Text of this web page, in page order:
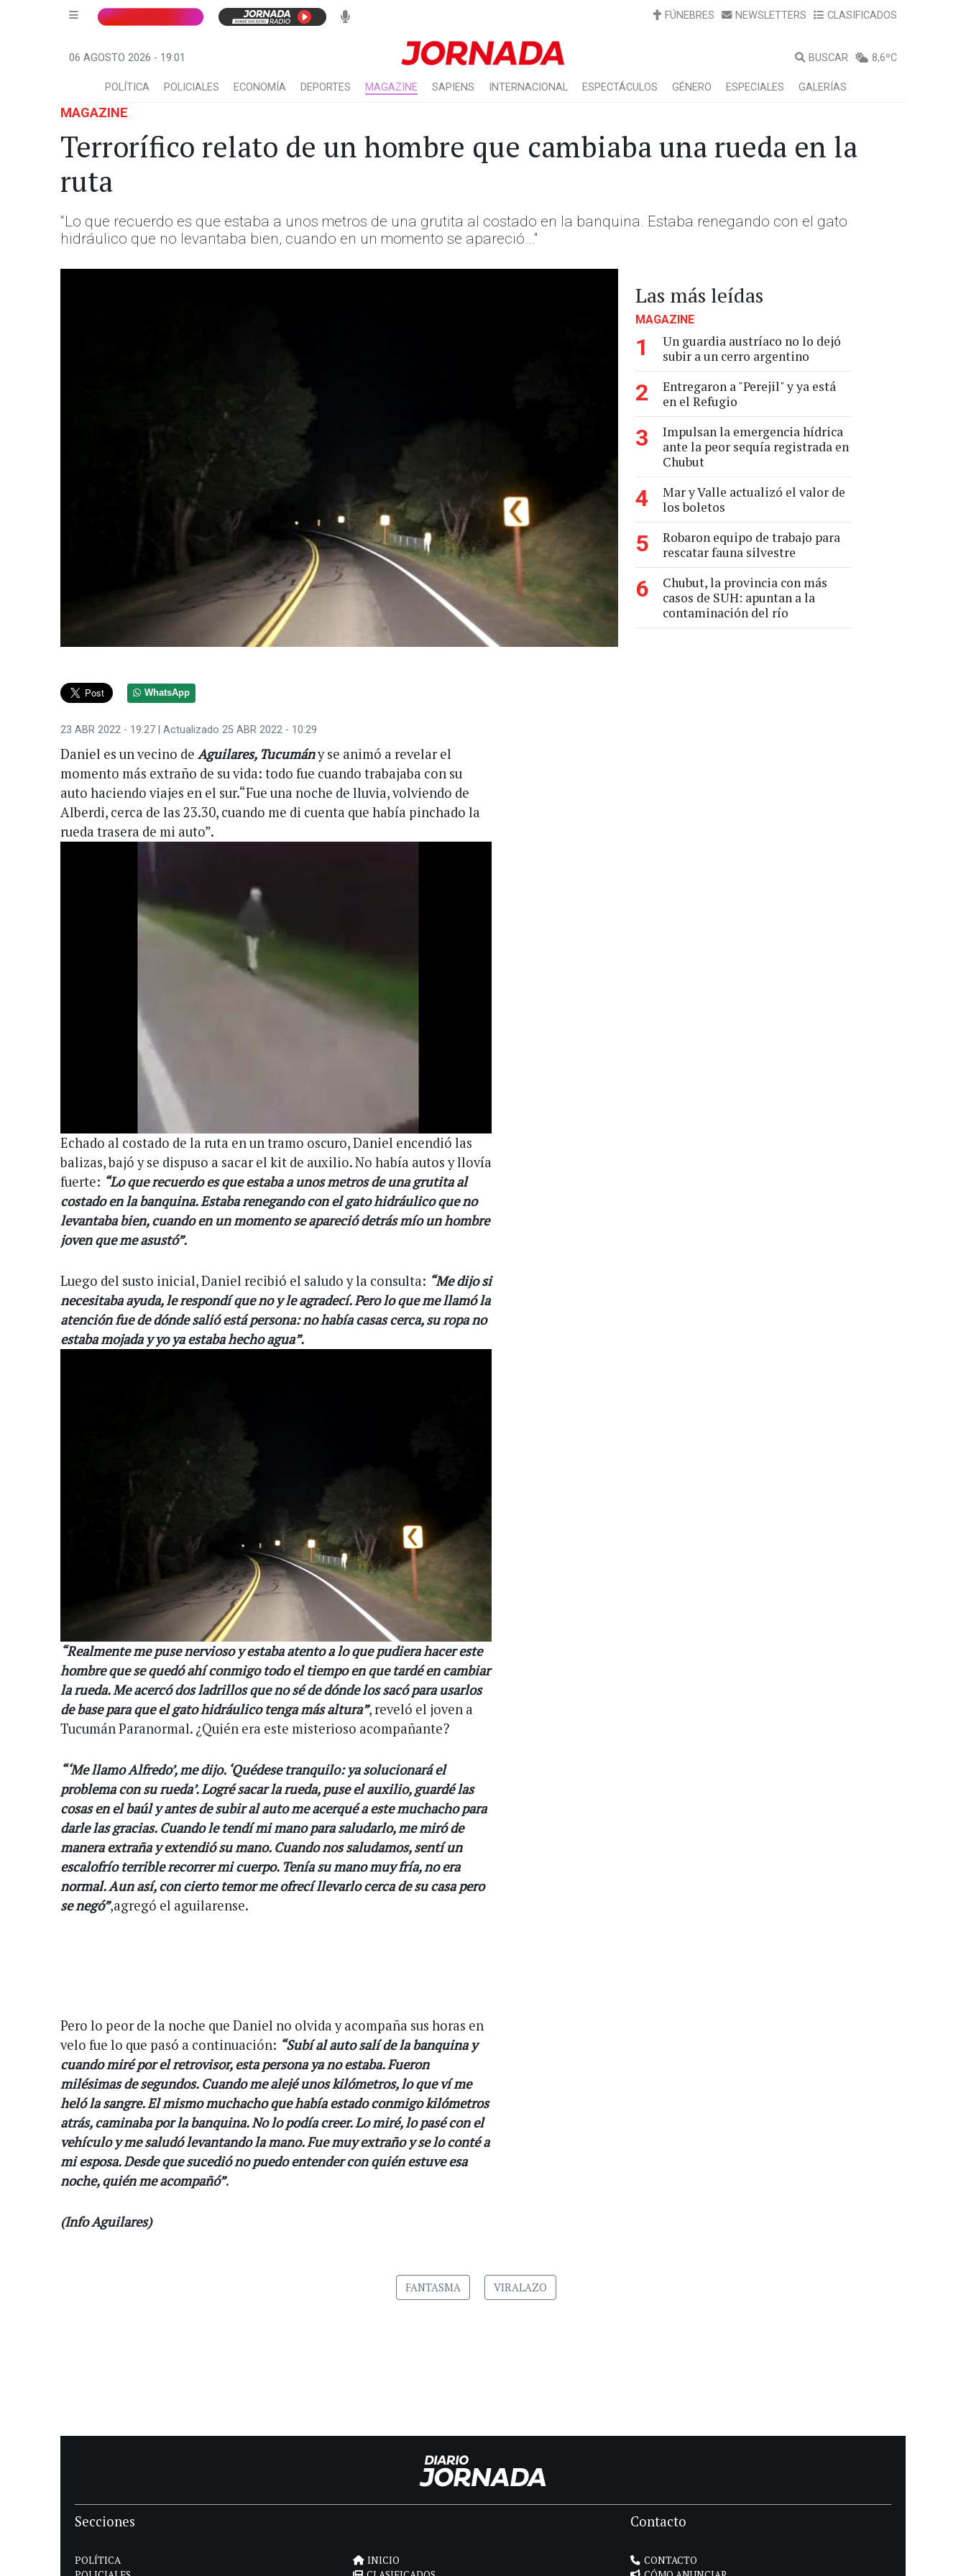
FÚNEBRES NEWSLETTERS CLASIFICADOS
06 AGOSTO 2026 - 19:01 BUSCAR 8,6ºC
POLÍTICA POLICIALES ECONOMÍA DEPORTES MAGAZINE SAPIENS INTERNACIONAL ESPECTÁCULOS GÉNERO ESPECIALES GALERÍAS
MAGAZINE
Terrorífico relato de un hombre que cambiaba una rueda en la
ruta
“Lo que recuerdo es que estaba a unos metros de una grutita al costado en la banquina. Estaba renegando con el gato
hidráulico que no levantaba bien, cuando en un momento se apareció..."
WhatsApp
23 ABR 2022 - 19:27 | Actualizado 25 ABR 2022 - 10:29
Daniel es un vecino de Aguilares, Tucumány se animó a revelar el
momento más extraño de su vida: todo fue cuando trabajaba con su
auto haciendo viajes en el sur.“Fue una noche de lluvia, volviendo de
Alberdi, cerca de las 23.30, cuando me di cuenta que había pinchado la
rueda trasera de mi auto”.
Echado al costado de la ruta en un tramo oscuro, Daniel encendió las
balizas, bajó y se dispuso a sacar el kit de auxilio. No había autos y llovía
fuerte: “Lo que recuerdo es que estaba a unos metros de una grutita al
costado en la banquina. Estaba renegando con el gato hidráulico que no
levantaba bien, cuando en un momento se apareció detrás mío un hombre
joven que me asustó”.
Luego del susto inicial, Daniel recibió el saludo y la consulta: “Me dijo si
necesitaba ayuda, le respondí que no y le agradecí. Pero lo que me llamó la
atención fue de dónde salió está persona: no había casas cerca, su ropa no
estaba mojada y yo ya estaba hecho agua”.
“Realmente me puse nervioso y estaba atento a lo que pudiera hacer este
hombre que se quedó ahí conmigo todo el tiempo en que tardé en cambiar
la rueda. Me acercó dos ladrillos que no sé de dónde los sacó para usarlos
de base para que el gato hidráulico tenga más altura”, reveló el joven a
Tucumán Paranormal. ¿Quién era este misterioso acompañante?
“‘Me llamo Alfredo’, me dijo. ‘Quédese tranquilo: ya solucionará el
problema con su rueda’. Logré sacar la rueda, puse el auxilio, guardé las
cosas en el baúl y antes de subir al auto me acerqué a este muchacho para
darle las gracias. Cuando le tendí mi mano para saludarlo, me miró de
manera extraña y extendió su mano. Cuando nos saludamos, sentí un
escalofrío terrible recorrer mi cuerpo. Tenía su mano muy fría, no era
normal. Aun así, con cierto temor me ofrecí llevarlo cerca de su casa pero
se negó”,agregó el aguilarense.
Pero lo peor de la noche que Daniel no olvida y acompaña sus horas en
velo fue lo que pasó a continuación: “Subí al auto salí de la banquina y
cuando miré por el retrovisor, esta persona ya no estaba. Fueron
milésimas de segundos. Cuando me alejé unos kilómetros, lo que ví me
heló la sangre. El mismo muchacho que había estado conmigo kilómetros
atrás, caminaba por la banquina. No lo podía creer. Lo miré, lo pasé con el
vehículo y me saludó levantando la mano. Fue muy extraño y se lo conté a
mi esposa. Desde que sucedió no puedo entender con quién estuve esa
noche, quién me acompañó”.
(Info Aguilares)
Las más leídas
MAGAZINE
1
Un guardia austríaco no lo dejó
subir a un cerro argentino
2
Entregaron a "Perejil" y ya está
en el Refugio
3
Impulsan la emergencia hídrica
ante la peor sequía registrada en
Chubut
4
Mar y Valle actualizó el valor de
los boletos
5
Robaron equipo de trabajo para
rescatar fauna silvestre
6
Chubut, la provincia con más
casos de SUH: apuntan a la
contaminación del río
FANTASMA VIRALAZO
Secciones
POLÍTICA
INICIO
Contacto
CONTACTO